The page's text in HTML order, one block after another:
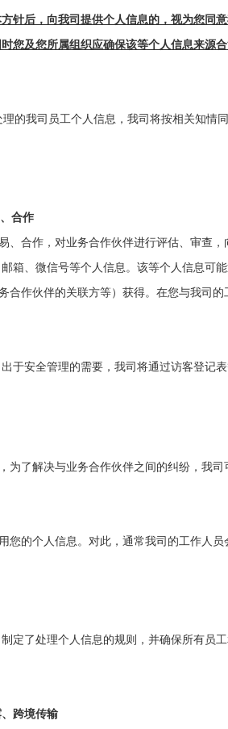
针后，向我司提供个人信息的，视为您同
您及您所属组织应确保该等个人信息来源
的我司员工个人信息，我司将按相关知情同
合作
、合作，对业务合作伙伴进行评估、审查
箱、微信号等个人信息。该等个人信息可
合作伙伴的关联方等）获得。在您与我司
出于安全管理的需要，我司将通过访客登记
为了解决与业务合作伙伴之间的纠纷，我
您的个人信息。对此，通常我司的工作人
定了处理个人信息的规则，并确保所有员
跨境传输